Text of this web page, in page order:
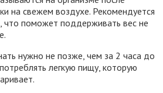
на свежем воздухе. Рекомендуется
что поможет поддерживать вес не
нужно не позже, чем за 2 часа до
легкую пищу, которую